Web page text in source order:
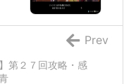
第２７回攻略・感
Prev